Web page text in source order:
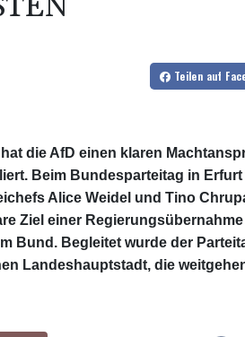
Teilen auf
die AfD einen klaren
Beim Bundesparteitag in
Alice Weidel und Tino
Ziel einer
Bund. Begleitet wurde der
Landeshauptstadt, die